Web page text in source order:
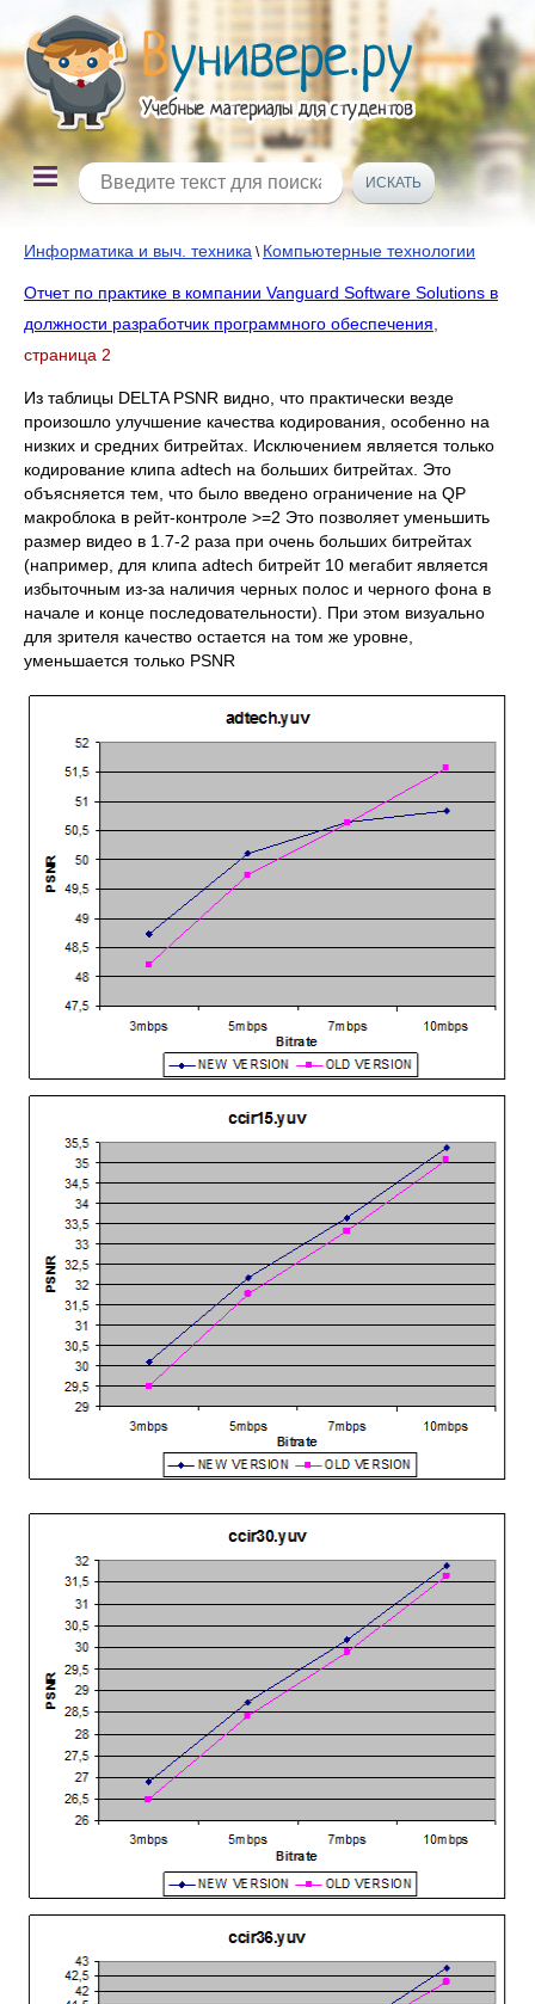
Информатика и выч. техника \ Компьютерные технологии
Отчет по практике в компании Vanguard Software Solutions в
должности разработчик программного обеспечения
страница 2
Из таблицы DELTA PSNR видно, что практически везде
произошло улучшение качества кодирования, особенно на
низких и средних битрейтах. Исключением является только
кодирование клипа adtech на больших битрейтах. Это
объясняется тем, что было введено ограничение на QP
макроблока в рейт-контроле >=2 Это позволяет уменьшить
размер видео в 1.7-2 раза при очень больших битрейтах
(например, для клипа adtech битрейт 10 мегабит является
избыточным из-за наличия черных полос и черного фона в
начале и конце последовательности). При этом визуально
для зрителя качество остается на том же уровне,
уменьшается только PSNR